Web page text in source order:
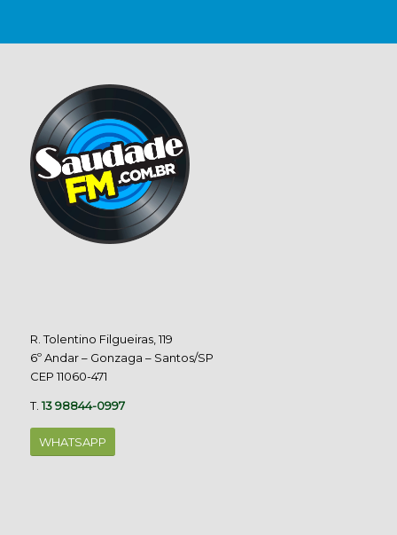
R. Tolentino Filgueiras, 119
6º Andar – Gonzaga – Santos/SP
CEP 11060-471
T.13 98844-0997
WHATSAPP